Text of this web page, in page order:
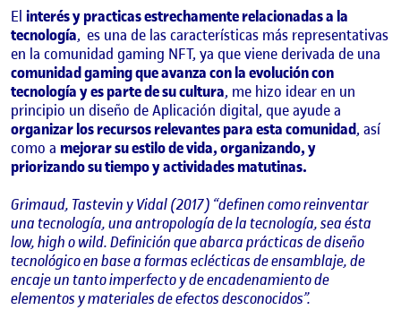
El interés y practicas estrechamente relacionadas a la
tecnología, es una de las características más representativas
en la comunidad gaming NFT, ya que viene derivada de una
comunidad gaming que avanza con la evolución con
tecnología y es parte de su cultura, me hizo idear en un
principio un diseño de Aplicación digital, que ayude a
organizar los recursos relevantes para esta comunidad, así
como a mejorar su estilo de vida, organizando, y
priorizando su tiempo y actividades matutinas.
Grimaud, Tastevin y Vidal (2017) “definen como reinventar
una tecnología, una antropología de la tecnología, sea ésta
low, high o wild. Definición que abarca prácticas de diseño
tecnológico en base a formas eclécticas de ensamblaje, de
encaje un tanto imperfecto y de encadenamiento de
elementos y materiales de efectos desconocidos”.